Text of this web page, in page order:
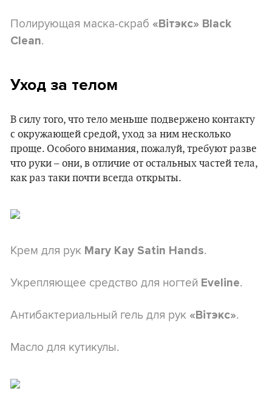
Полирующая маска-скраб «Вітэкс» Black
Clean.
Уход за телом
В силу того, что тело меньше подвержено контакту
с окружающей средой, уход за ним несколько
проще. Особого внимания, пожалуй, требуют разве
что руки – они, в отличие от остальных частей тела,
как раз таки почти всегда открыты.
Крем для рук Mary Kay Satin Hands.
Укрепляющее средство для ногтей Eveline.
Антибактериальный гель для рук «Вітэкс».
Масло для кутикулы.